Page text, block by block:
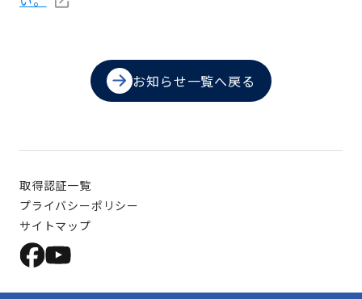
お知らせ一覧へ戻る
取得認証一覧
プライバシーポリシー
サイトマップ